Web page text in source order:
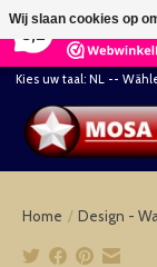
Kies uw taal: NL --
Home / Design -
Wij slaan cookies op